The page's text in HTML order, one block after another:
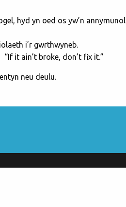
hyd yn oed os yw’n annymunol
i’r gwrthwyneb.
it ain’t broke, don’t fix it.”
neu deulu.